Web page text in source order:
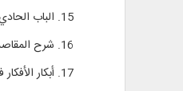
15. الباب الحادي عشر مع شرحيه النافع يوم الحشر و مفتاح الباب‏، علامه حلی فاضل مقداد و ابوالفتح عربشاهی؛
16. شرح المقاصد، سعدالدين تفتازانى‏؛
17. أبکار الأفکار فی أصول الدین، سيف‌الدين آمدى‏؛